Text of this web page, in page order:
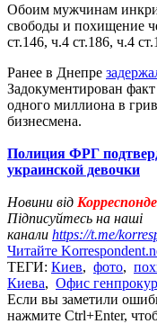
Обоим мужчинам
свободы и похищение
ст.146, ч.4 ст.186, ч.4
Ранее в Днепре
Задокументирован
одного миллиона в
бизнесмена.
Полиция ФРГ
украинской девочки
Новини від
Підписуйтесь на наші
канали https://t.me/
Читайте
ТЕГИ: Киев, фото,
Киева, Офис
Если вы заметили
нажмите Ctrl+Enter,